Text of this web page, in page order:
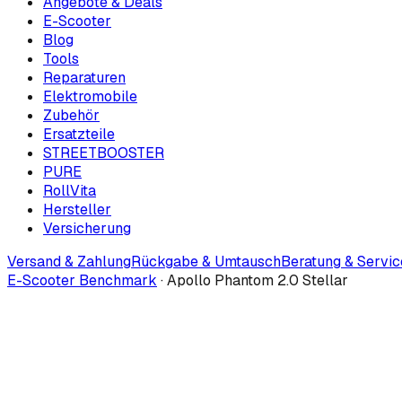
E-Scooter
Blog
Tools
Reparaturen
Elektromobile
Zubehör
Ersatzteile
STREETBOOSTER
PURE
RollVita
Hersteller
Versicherung
Versand & ZahlungRückgabe & UmtauschBeratung &
E-Scooter Benchmark ·Apollo Phantom 2.0 Stellar